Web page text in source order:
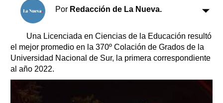
Clasificados
Horóscopo
Suplementos
Servicios
Farmacias
Transportes
Por Redacción de La Nueva.
Una Licenciada en Ciencias de la Educación resultó
el mejor promedio en la 370º Colación de Grados de la
Universidad Nacional de Sur, la primera correspondiente
al año 2022.